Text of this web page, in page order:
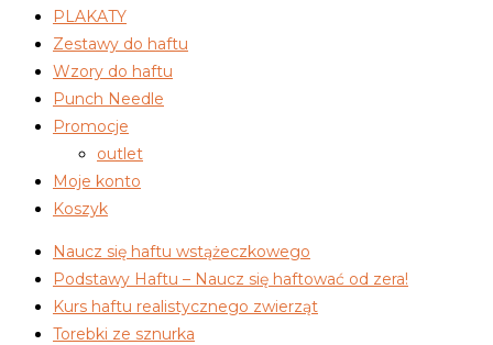
PLAKATY
Zestawy do haftu
Wzory do haftu
Punch Needle
Promocje
outlet
Moje konto
Koszyk
Naucz się haftu wstążeczkowego
Podstawy Haftu – Naucz się haftować od zera!
Kurs haftu realistycznego zwierząt
Torebki ze sznurka